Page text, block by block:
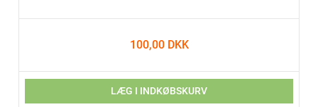
100,00 DKK
LÆG I INDKØBSKURV